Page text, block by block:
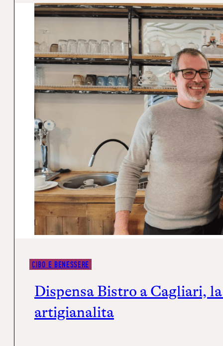
CIBO E BENESSERE
Dispensa Bistrò a Cagliari,
artigianalità